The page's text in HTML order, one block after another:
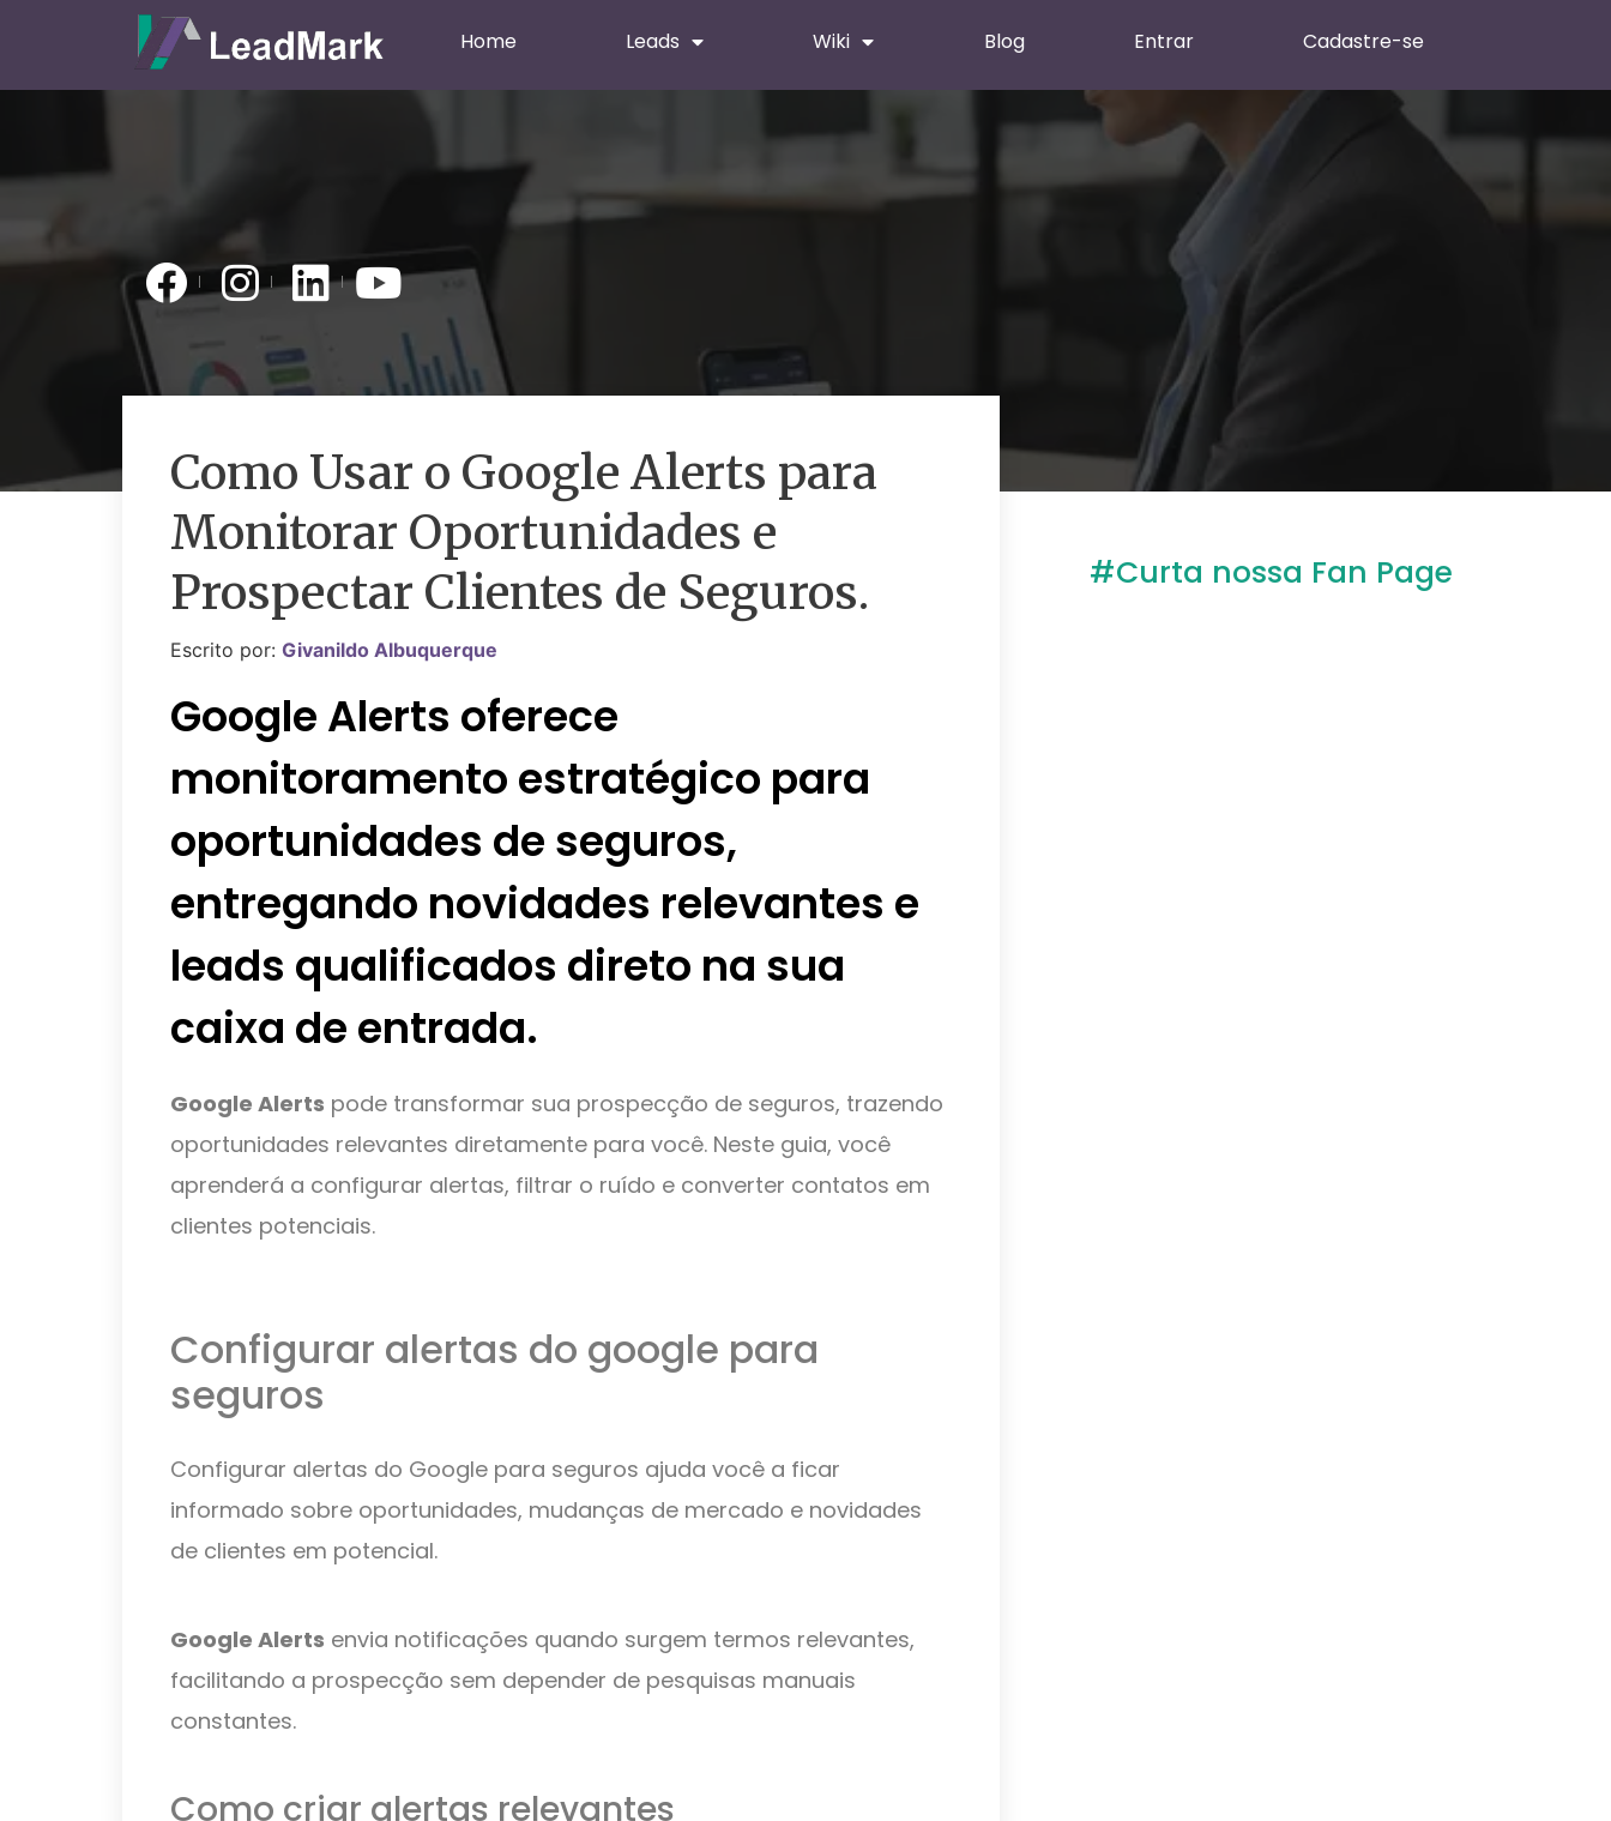
Home Leads Wiki Blog Entrar Cadastre-se
Como Usar o Google Alerts para
Monitorar Oportunidades e
Prospectar Clientes de Seguros.
Escrito por: Givanildo Albuquerque
Google Alerts oferece
monitoramento estratégico para
oportunidades de seguros,
entregando novidades relevantes e
leads qualificados direto na sua
caixa de entrada.
Google Alerts pode transformar sua prospecção de seguros, trazendo
oportunidades relevantes diretamente para você. Neste guia, você
aprenderá a configurar alertas, filtrar o ruído e converter contatos em
clientes potenciais.
Configurar alertas do google para
seguros
Configurar alertas do Google para seguros ajuda você a ficar
informado sobre oportunidades, mudanças de mercado e novidades
de clientes em potencial.
Google Alerts envia notificações quando surgem termos relevantes,
facilitando a prospecção sem depender de pesquisas manuais
constantes.
Como criar alertas relevantes
#Curta nossa Fan Page